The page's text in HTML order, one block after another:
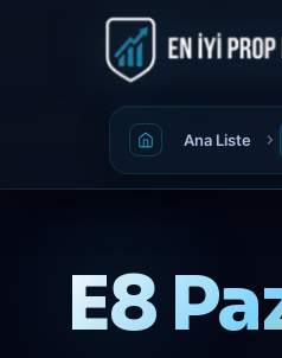
Ana Liste
E8